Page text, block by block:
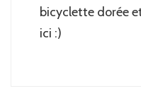
bicyclette dorée
ici :)